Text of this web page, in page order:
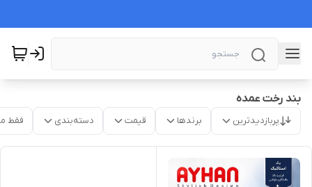
بند رخت عمده
پربازدیدترین برندها قیمت دسته‌بندی فقط